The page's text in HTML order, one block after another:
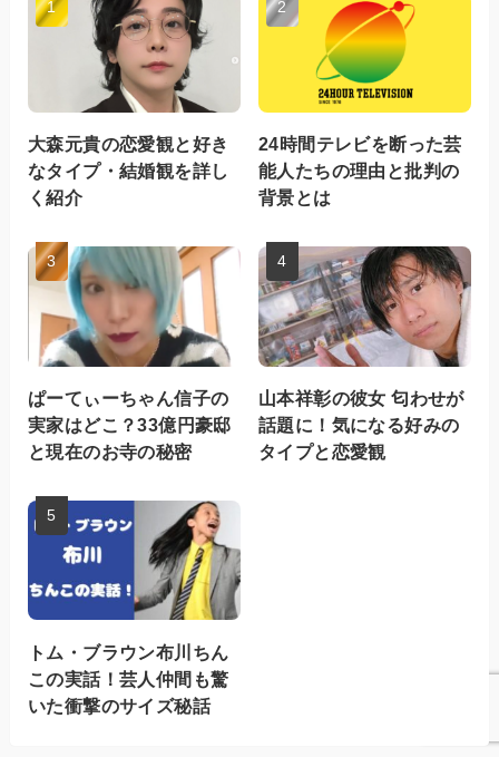
大森元貴の恋愛観と好き
なタイプ・結婚観を詳し
く紹介
24時間テレビを断った芸
能人たちの理由と批判の
背景とは
ぱーてぃーちゃん信子の
実家はどこ？33億円豪邸
と現在のお寺の秘密
山本祥彰の彼女 匂わせが
話題に！気になる好みの
タイプと恋愛観
トム・ブラウン布川ちん
この実話！芸人仲間も驚
いた衝撃のサイズ秘話